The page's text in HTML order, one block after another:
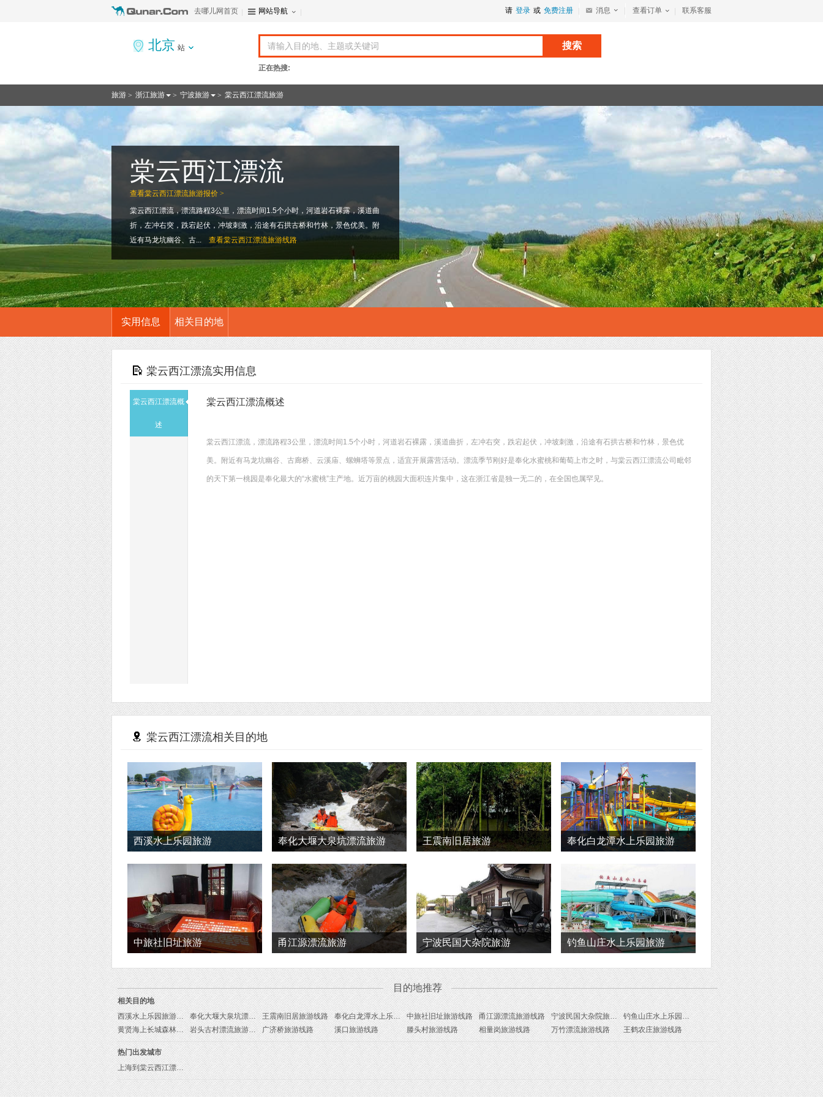
请 登录 或 免费注册 消息 查看订单 联系客服
去哪儿网首页 网站导航
北京 站 搜索
正在热搜:
旅游 > 浙江旅游 > 宁波旅游 > 棠云西江漂流旅游
查看棠云西江漂流旅游报价 >
棠云西江漂流
棠云西江漂流，漂流路程3公里，漂流时间1.5个小时，河道岩石裸露，溪道曲
折，左冲右突，跌宕起伏，冲坡刺激，沿途有石拱古桥和竹林，景色优美。附
近有马龙坑幽谷、古...
查看棠云西江漂流旅游线路
实用信息 相关目的地
棠云西江漂流实用信息
棠云西江漂流概
述
棠云西江漂流概述
棠云西江漂流，漂流路程3公里，漂流时间1.5个小时，河道岩石裸露，溪道曲折，左冲右突，跌宕起伏，冲坡刺激，沿途有石拱古桥和竹林，景色优
美。附近有马龙坑幽谷、古廊桥、云溪庙、螺蛳塔等景点，适宜开展露营活动。漂流季节刚好是奉化水蜜桃和葡萄上市之时，与棠云西江漂流公司毗邻
的天下第一桃园是奉化最大的“水蜜桃”主产地。近万亩的桃园大面积连片集中，这在浙江省是独一无二的，在全国也属罕见。
棠云西江漂流相关目的地
西溪水上乐园旅游 奉化大堰大泉坑漂流旅游 王震南旧居旅游 奉化白龙潭水上乐园旅游
中旅社旧址旅游 甬江源漂流旅游 宁波民国大杂院旅游 钓鱼山庄水上乐园旅游
目的地推荐
相关目的地
西溪水上乐园旅游线路
奉化大堰大泉坑漂流旅游线路 王震南旧居旅游线路 奉化白龙潭水上乐园旅游线路 中旅社旧址旅游线路 甬江源漂流旅游线路 宁波民国大杂院旅游线路
钓鱼山庄水上乐园旅游线路
黄贤海上长城森林公园旅游线路
岩头古村漂流旅游线路 广济桥旅游线路 溪口旅游线路 滕头村旅游线路 相量岗旅游线路 万竹漂流旅游线路 王鹤农庄旅游线路
热门出发城市
上海到棠云西江漂流旅游报价